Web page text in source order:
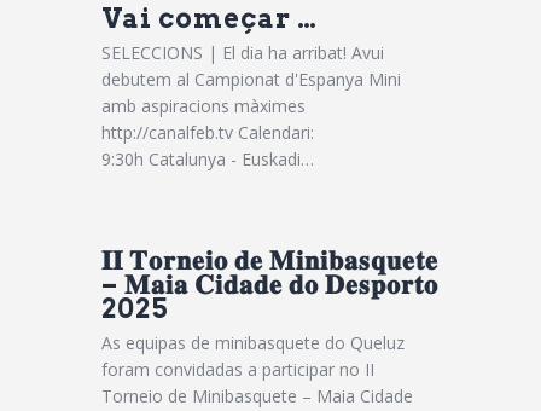
Vai começar …
SELECCIONS | El dia ha arribat! Avui
debutem al Campionat d'Espanya Mini
amb aspiracions màximes
http://canalfeb.tv Calendari:
9:30h Catalunya - Euskadi…
𝐈𝐈 𝐓𝐨𝐫𝐧𝐞𝐢𝐨 𝐝𝐞 𝐌𝐢𝐧𝐢𝐛𝐚𝐬𝐪𝐮𝐞𝐭𝐞
– 𝐌𝐚𝐢𝐚 𝐂𝐢𝐝𝐚𝐝𝐞 𝐝𝐨 𝐃𝐞𝐬𝐩𝐨𝐫𝐭𝐨
2025
As equipas de minibasquete do Queluz
foram convidadas a participar no II
Torneio de Minibasquete – Maia Cidade